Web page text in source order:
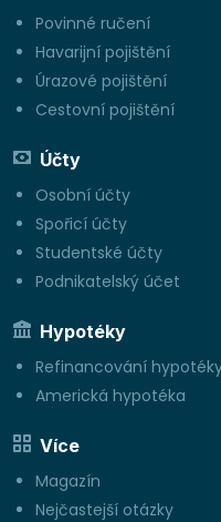
Povinné ručení
Havarijní pojištění
Úrazové pojištění
Cestovní pojištění
Účty
Osobní účty
Spořicí účty
Studentské účty
Podnikatelský účet
Hypotéky
Refinancování
Americká hypotéka
Více
Magazín
Nejčastejší otázky